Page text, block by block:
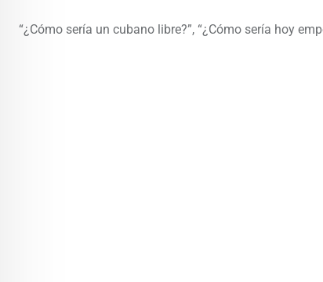
“¿Cómo sería un cubano libre?”, “¿Cómo sería hoy